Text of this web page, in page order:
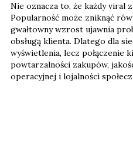
Nie oznacza to, że każdy viral
Popularność może zniknąć
gwałtowny wzrost ujawnia
obsługą klienta. Dlatego dla
wyświetlenia, lecz połączenie
powtarzalności zakupów,
operacyjnej i lojalności